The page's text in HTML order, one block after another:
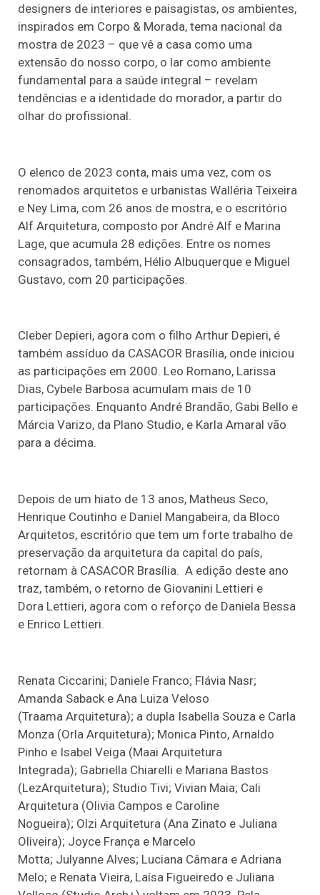
designers de interiores e paisagistas, os ambientes,
inspirados em Corpo & Morada, tema nacional da
mostra de 2023 – que vê a casa como uma
extensão do nosso corpo, o lar como ambiente
fundamental para a saúde integral – revelam
tendências e a identidade do morador, a partir do
olhar do profissional.
O elenco de 2023 conta, mais uma vez, com os
renomados arquitetos e urbanistas Walléria Teixeira
e Ney Lima, com 26 anos de mostra, e o escritório
Alf Arquitetura, composto por André Alf e Marina
Lage, que acumula 28 edições. Entre os nomes
consagrados, também, Hélio Albuquerque e Miguel
Gustavo, com 20 participações.
Cleber Depieri, agora com o filho Arthur Depieri, é
também assíduo da CASACOR Brasília, onde iniciou
as participações em 2000. Leo Romano, Larissa
Dias, Cybele Barbosa acumulam mais de 10
participações. Enquanto André Brandão, Gabi Bello e
Márcia Varizo, da Plano Studio, e Karla Amaral vão
para a décima.
Depois de um hiato de 13 anos, Matheus Seco,
Henrique Coutinho e Daniel Mangabeira, da Bloco
Arquitetos, escritório que tem um forte trabalho de
preservação da arquitetura da capital do país,
retornam à CASACOR Brasília. A edição deste ano
traz, também, o retorno de Giovanini Lettieri e
Dora Lettieri, agora com o reforço de Daniela Bessa
e Enrico Lettieri.
Renata Ciccarini; Daniele Franco; Flávia Nasr;
Amanda Saback e Ana Luiza Veloso
(Traama Arquitetura); a dupla Isabella Souza e Carla
Monza (Orla Arquitetura); Monica Pinto, Arnaldo
Pinho e Isabel Veiga (Maai Arquitetura
Integrada); Gabriella Chiarelli e Mariana Bastos
(LezArquitetura); Studio Tivi; Vivian Maia; Cali
Arquitetura (Olivia Campos e Caroline
Nogueira); Olzi Arquitetura (Ana Zinato e Juliana
Oliveira); Joyce França e Marcelo
Motta; Julyanne Alves; Luciana Câmara e Adriana
Melo; e Renata Vieira, Laísa Figueiredo e Juliana